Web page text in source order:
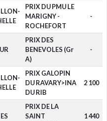
PRIX DU PMU LE
MARIGNY -
ROCHEFORT
-
PRIX DES
BENEVOLES (Gr
A)
-
PRIX GALOPIN
DU RAVARY>INA
DU RIB
2 100
PRIX DE LA
SAINT
1 440